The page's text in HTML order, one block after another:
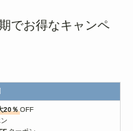
でお得なキャンペ
20％OFF